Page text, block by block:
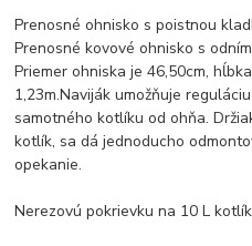
Prenosné ohnisko s poistnou
Prenosné kovové ohnisko s
Priemer ohniska je 46,50cm,
1,23m.Naviják umožňuje
samotného kotlíku od ohňa.
kotlík, sa dá jednoducho
opekanie.
Nerezovú pokrievku na 10 L